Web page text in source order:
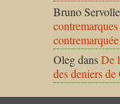
Bruno Servolle
OlegdansDe
des deniers